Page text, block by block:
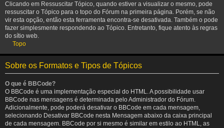
Clicando em Ressuscitar Tópico, quando estiver a visualizar o mesmo, pode
ressuscitar o Tópico para o topo do Fórum na primeira página. Porém, se não
vir esta opção, então esta ferramenta encontra-se desativada. Também o pode
fazer simplesmente respondendo ao Tópico. Entretanto, fique atento às regras
do sítio web.
Topo
Sobre os Formatos e Tipos de Tópicos
O que é BBCode?
O BBCode é uma implementação especial do HTML. A possibilidade usar
BBCode nas mensagens é determinada pelo Administrador do Fórum.
Adicionalmente, pode poderá desativar o BBCode em cada mensagem,
selecionando Desativar BBCode nesta Mensagem abaixo da caixa principal
de cada mensagem. BBCode por si mesmo é similar em estilo ao HTML, as